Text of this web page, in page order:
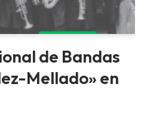
de Bandas
Mellado» en